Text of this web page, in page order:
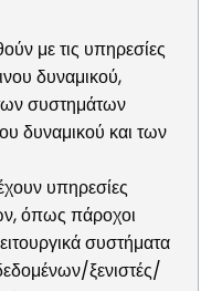
με τις υπηρεσίες
δυναμικού,
συστημάτων
δυναμικού και των
υπηρεσίες
όπως πάροχοι
συστήματα
ξενιστές/